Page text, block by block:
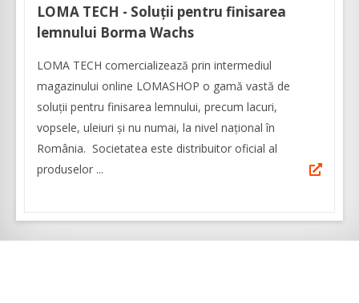
LOMA TECH - Soluții pentru finisarea
lemnului Borma Wachs
LOMA TECH comercializează prin intermediul
magazinului online LOMASHOP o gamă vastă de
soluții pentru finisarea lemnului, precum lacuri,
vopsele, uleiuri și nu numai, la nivel național în
România. Societatea este distribuitor oficial al
produselor ...